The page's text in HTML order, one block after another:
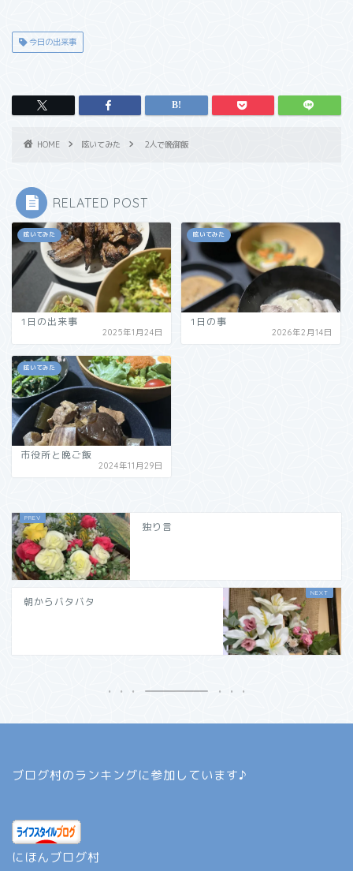
今日の出来事
HOME 呟いてみた 2人で晩御飯
RELATED POST
呟いてみた
1日の出来事
2025年1月24日
呟いてみた
1日の事
2026年2月14日
呟いてみた
市役所と晩ご飯
2024年11月29日
独り言
朝からバタバタ
ブログ村のランキングに参加しています♪
にほんブログ村